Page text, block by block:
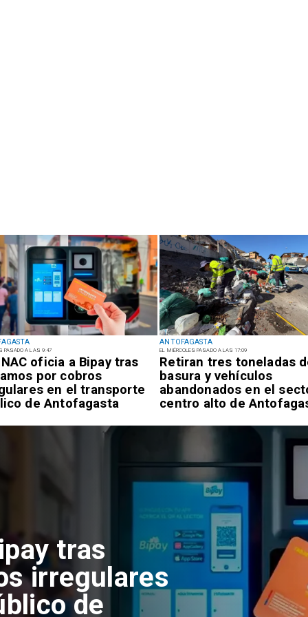
PASADO A LAS 9:47
oficia a Bipay tras
por cobros
en el transporte
de Antofagasta
ANTOFAGASTA
EL MIÉRCOLES PASADO A LAS 17:09
Retiran tres toneladas
basura y vehículos
abandonados en el
centro alto de
de basura
en el